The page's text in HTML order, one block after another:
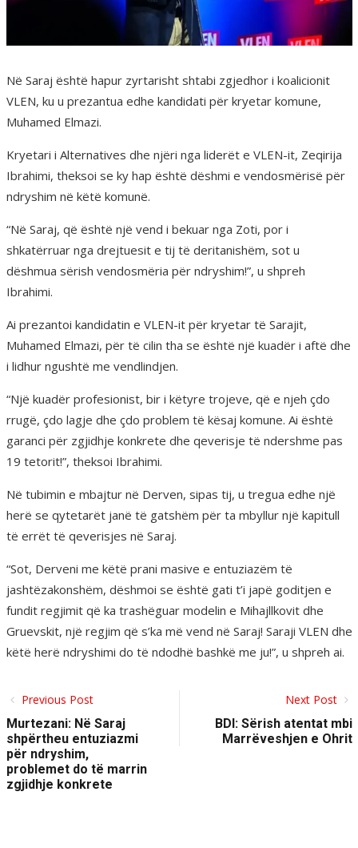
Në Saraj është hapur zyrtarisht shtabi zgjedhor i koalicionit
VLEN, ku u prezantua edhe kandidati për kryetar komune,
Muhamed Elmazi.
Kryetari i Alternatives dhe njëri nga liderët e VLEN-it, Zeqirija
Ibrahimi, theksoi se ky hap është dëshmi e vendosmërisë për
ndryshim në këtë komunë.
“Në Saraj, që është një vend i bekuar nga Zoti, por i
shkatërruar nga drejtuesit e tij të deritanishëm, sot u
dëshmua sërish vendosmëria për ndryshim!”, u shpreh
Ibrahimi.
Ai prezantoi kandidatin e VLEN-it për kryetar të Sarajit,
Muhamed Elmazi, për të cilin tha se është një kuadër i aftë dhe
i lidhur ngushtë me vendlindjen.
“Një kuadër profesionist, bir i këtyre trojeve, që e njeh çdo
rrugë, çdo lagje dhe çdo problem të kësaj komune. Ai është
garanci për zgjidhje konkrete dhe qeverisje të ndershme pas
19 tetorit!”, theksoi Ibrahimi.
Në tubimin e mbajtur në Derven, sipas tij, u tregua edhe një
herë se qytetarët janë të gatshëm për ta mbyllur një kapitull
të errët të qeverisjes në Saraj.
“Sot, Derveni me këtë prani masive e entuziazëm të
jashtëzakonshëm, dëshmoi se është gati t’i japë goditjen e
fundit regjimit që ka trashëguar modelin e Mihajllkovit dhe
Gruevskit, një regjim që s’ka më vend në Saraj! Saraji VLEN dhe
këtë herë ndryshimi do të ndodhë bashkë me ju!”, u shpreh ai.
Previous Post
Murtezani: Në Saraj
shpërtheu entuziazmi
për ndryshim,
problemet do të marrin
zgjidhje konkrete
Next Post
BDI: Sërish atentat mbi
Marrëveshjen e Ohrit